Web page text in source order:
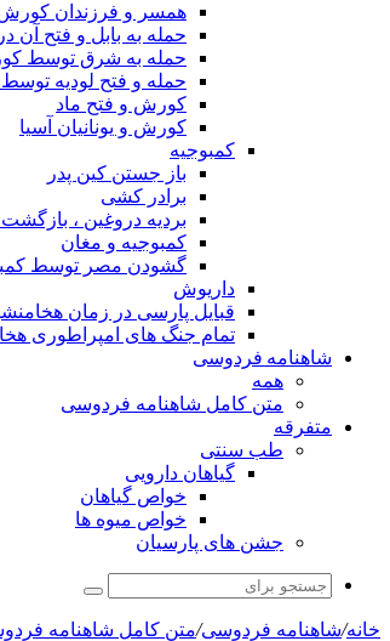
همسر و فرزندان
حمله به بابل و فتح
حمله به شرق توسط
حمله و فتح لودیه
کورش و فتح ماد
کورش و یونانیان آسیا
کمبوجیه
باز جستن کین پدر
برادر کشی
بردیه دروغین ،
کمبوجیه و مغان
گشودن مصر توسط
داریوش
قبایل پارسی در زمان
تمام جنگ های امپراطوری
شاهنامه فردوسی
همه
متن کامل شاهنامه فردوسی
متفرقه
طب سنتی
گیاهان دارویی
خواص گیاهان
خواص میوه ها
جشن های پارسیان
جستجو
برای
خانه/شاهنامه فردوسی/متن کامل شاهنامه